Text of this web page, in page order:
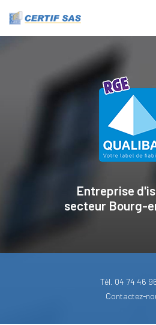
Entreprise
secteurBourg-
Tél. 04 74 46
Contactez-